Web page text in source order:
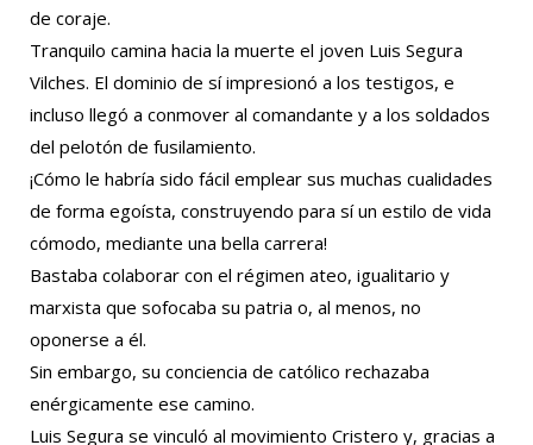
de coraje.
Tranquilo camina hacia la muerte el joven Luis Segura
Vilches. El dominio de sí impresionó a los testigos, e
incluso llegó a conmover al comandante y a los soldados
del pelotón de fusilamiento.
¡Cómo le habría sido fácil emplear sus muchas cualidades
de forma egoísta, construyendo para sí un estilo de vida
cómodo, mediante una bella carrera!
Bastaba colaborar con el régimen ateo, igualitario y
marxista que sofocaba su patria o, al menos, no
oponerse a él.
Sin embargo, su conciencia de católico rechazaba
enérgicamente ese camino.
Luis Segura se vinculó al movimiento Cristero y, gracias a